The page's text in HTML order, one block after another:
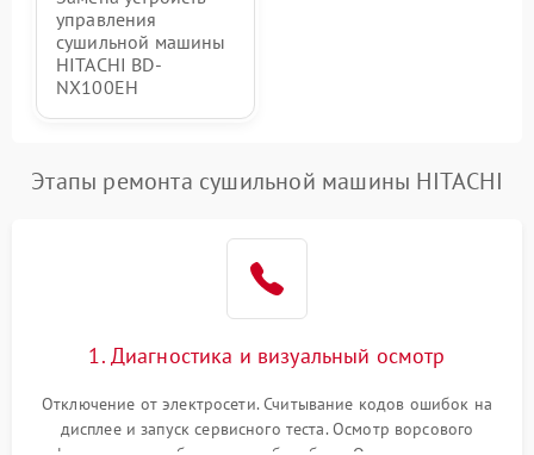
управления
сушильной машины
HITACHI BD-
NX100EH
Этапы ремонта сушильной машины HITACHI
1. Диагностика и визуальный осмотр
Отключение от электросети. Считывание кодов ошибок на
дисплее и запуск сервисного теста. Осмотр ворсового